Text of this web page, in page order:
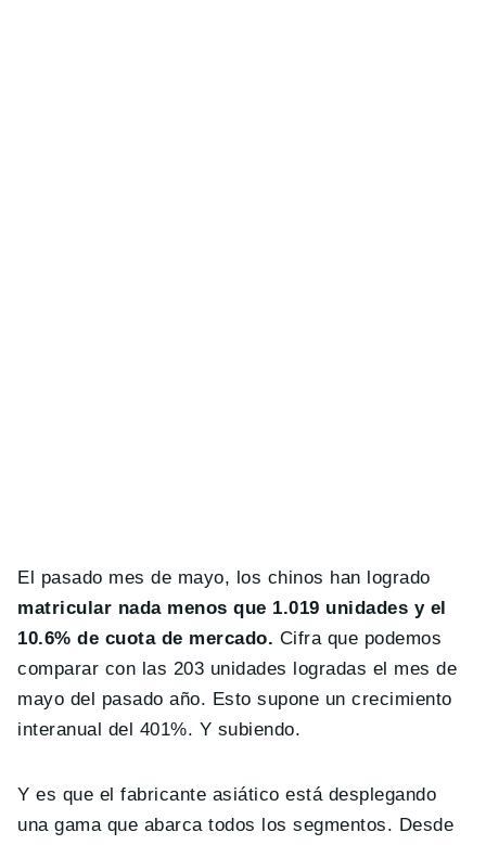
El pasado mes de mayo, los chinos han logrado
matricular nada menos que 1.019 unidades y el
10.6% de cuota de mercado. Cifra que podemos
comparar con las 203 unidades logradas el mes de
mayo del pasado año. Esto supone un crecimiento
interanual del 401%. Y subiendo.
Y es que el fabricante asiático está desplegando
una gama que abarca todos los segmentos. Desde